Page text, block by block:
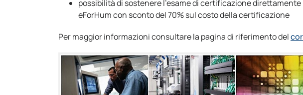
possibilità di sostenere l’esame di certificazione
eForHum con sconto del 70% sul costo della certificazione
Per maggior informazioni consultare la pagina di riferimento del